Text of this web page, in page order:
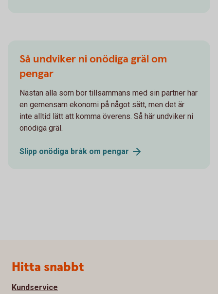
Så undviker ni onödiga gräl om
pengar
Nästan alla som bor tillsammans med sin partner har
en gemensam ekonomi på något sätt, men det är
inte alltid lätt att komma överens. Så här undviker ni
onödiga gräl.
Slipp onödiga bråk om pengar
Sidfot
Hitta snabbt
Kundservice